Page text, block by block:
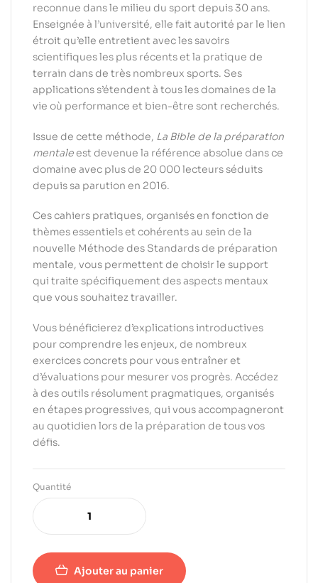
reconnue dans le milieu du sport depuis 30 ans.
Enseignée à l’université, elle fait autorité par le lien
étroit qu’elle entretient avec les savoirs
scientifiques les plus récents et la pratique de
terrain dans de très nombreux sports. Ses
applications s’étendent à tous les domaines de la
vie où performance et bien-être sont recherchés.
Issue de cette méthode, La Bible de la préparation
mentaleest devenue la référence absolue dans ce
domaine avec plus de 20 000 lecteurs séduits
depuis sa parution en 2016.
Ces cahiers pratiques, organisés en fonction de
thèmes essentiels et cohérents au sein de la
nouvelle Méthode des Standards de préparation
mentale, vous permettent de choisir le support
qui traite spécifiquement des aspects mentaux
que vous souhaitez travailler.
Vous bénéficierez d’explications introductives
pour comprendre les enjeux, de nombreux
exercices concrets pour vous entraîner et
d’évaluations pour mesurer vos progrès. Accédez
à des outils résolument pragmatiques, organisés
en étapes progressives, qui vous accompagneront
au quotidien lors de la préparation de tous vos
défis.
Quantité
Ajouter au panier